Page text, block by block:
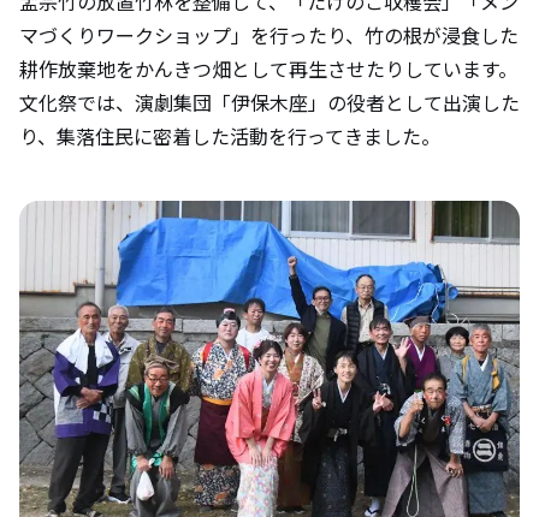
マづくりワークショップ」を行ったり、竹の根が浸食した
耕作放棄地をかんきつ畑として再生させたりしています。
文化祭では、演劇集団「伊保木座」の役者として出演した
り、集落住民に密着した活動を行ってきました。